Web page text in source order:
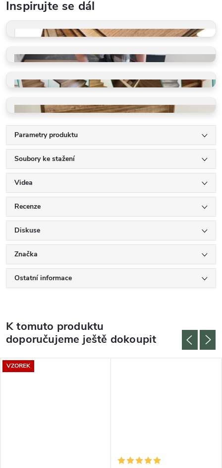
Inspirujte se dál
Dotkněte se kvality
Rychle a precizně
Schody, podlahy, detaily
Parametry produktu
Soubory ke stažení
Videa
Recenze
Diskuse
Značka
Ostatní informace
K tomuto produktu
doporučujeme ještě dokoupit
VZOREK